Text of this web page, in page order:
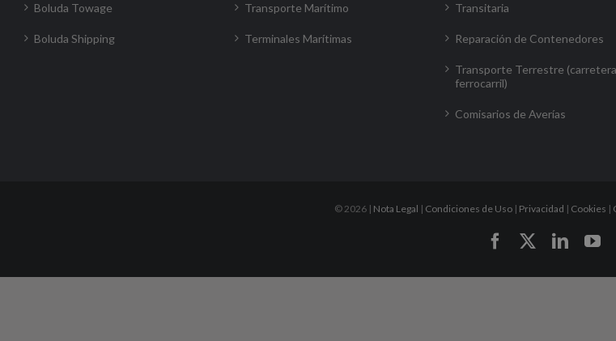
Boluda Towage
Boluda Shipping
Transporte Marítimo
Terminales Marítimas
Transitaria
Reparación de Contenedores
Transporte Terrestre
ferrocarril)
Comisarios de Averías
©2026 | Nota Legal | Condiciones de Uso| Privacidad | Cookies |
Facebook